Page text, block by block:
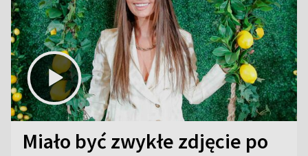
Miało być zwykłe zdjęcie po